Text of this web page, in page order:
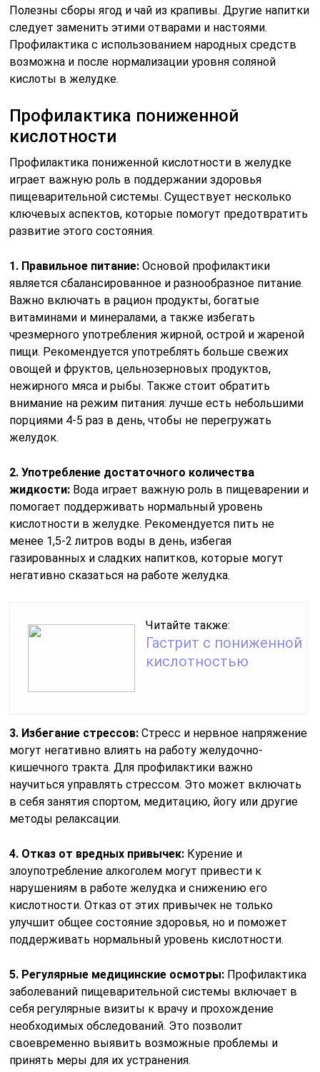
Полезны сборы ягод и чай из крапивы. Другие напитки
следует заменить этими отварами и настоями.
Профилактика с использованием народных средств
возможна и после нормализации уровня соляной
кислоты в желудке.
Профилактика пониженной
кислотности
Профилактика пониженной кислотности в желудке
играет важную роль в поддержании здоровья
пищеварительной системы. Существует несколько
ключевых аспектов, которые помогут предотвратить
развитие этого состояния.
1. Правильное питание: Основой профилактики
является сбалансированное и разнообразное питание.
Важно включать в рацион продукты, богатые
витаминами и минералами, а также избегать
чрезмерного употребления жирной, острой и жареной
пищи. Рекомендуется употреблять больше свежих
овощей и фруктов, цельнозерновых продуктов,
нежирного мяса и рыбы. Также стоит обратить
внимание на режим питания: лучше есть небольшими
порциями 4-5 раз в день, чтобы не перегружать
желудок.
2. Употребление достаточного количества
жидкости: Вода играет важную роль в пищеварении и
помогает поддерживать нормальный уровень
кислотности в желудке. Рекомендуется пить не
менее 1,5-2 литров воды в день, избегая
газированных и сладких напитков, которые могут
негативно сказаться на работе желудка.
Читайте также:
Гастрит с пониженной
кислотностью
3. Избегание стрессов: Стресс и нервное напряжение
могут негативно влиять на работу желудочно-
кишечного тракта. Для профилактики важно
научиться управлять стрессом. Это может включать
в себя занятия спортом, медитацию, йогу или другие
методы релаксации.
4. Отказ от вредных привычек: Курение и
злоупотребление алкоголем могут привести к
нарушениям в работе желудка и снижению его
кислотности. Отказ от этих привычек не только
улучшит общее состояние здоровья, но и поможет
поддерживать нормальный уровень кислотности.
5. Регулярные медицинские осмотры: Профилактика
заболеваний пищеварительной системы включает в
себя регулярные визиты к врачу и прохождение
необходимых обследований. Это позволит
своевременно выявить возможные проблемы и
принять меры для их устранения.